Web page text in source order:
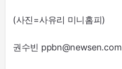
(사진=사유리 미니홈피)
권수빈 ppbn@newsen.com